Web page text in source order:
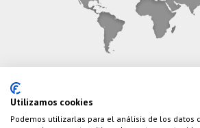
Utilizamos cookies
Podemos utilizarlas para el análisis de los datos